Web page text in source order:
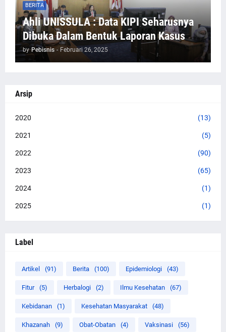
BERITA
Ahli UNISSULA : Data KIPI Seharusnya
Dibuka Dalam Bentuk Laporan Kasus
by Pebisnis - Februari 26, 2025
Arsip
2020 (13)
2021 (5)
2022 (90)
2023 (65)
2024 (1)
2025 (1)
Label
Artikel (91) Berita (100) Epidemiologi (43)
Fitur (5) Herbalogi (2) Ilmu Kesehatan (67)
Kebidanan (1) Kesehatan Masyarakat (48)
Khazanah (9) Obat-Obatan (4) Vaksinasi (56)